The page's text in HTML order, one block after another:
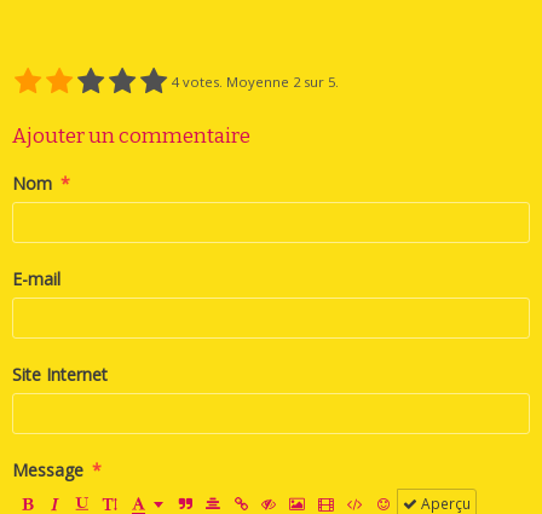
4votes. Moyenne 2 sur 5.
Ajouter un commentaire
Nom
E-mail
Site Internet
Message
Aperçu